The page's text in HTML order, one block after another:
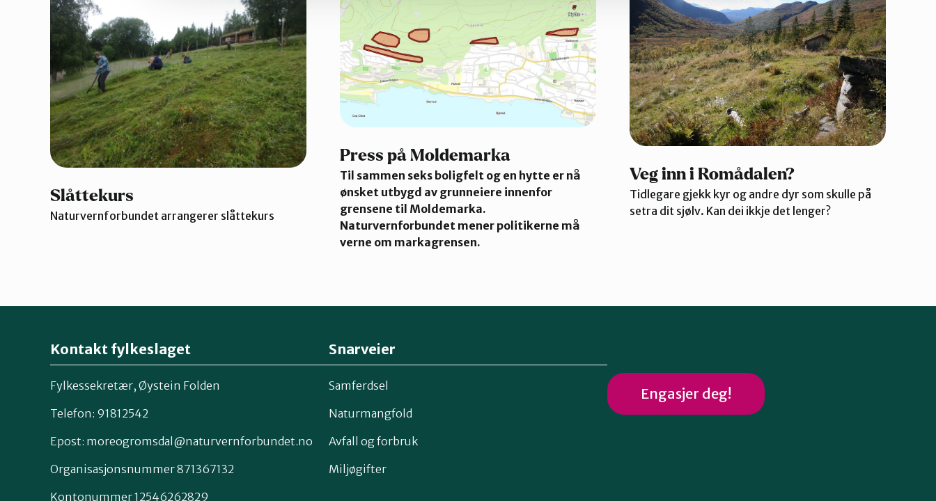
Slåttekurs
Naturvernforbundet arrangerer slåttekurs
Press på Moldemarka
Til sammen seks boligfelt og en hytte er nå
ønsket utbygd av grunneiere innenfor
grensene til Moldemarka.
Naturvernforbundet mener politikerne må
verne om markagrensen.
Veg inn i Romådalen?
Tidlegare gjekk kyr og andre dyr som skulle på
setra dit sjølv. Kan dei ikkje det lenger?
Kontakt fylkeslaget
Fylkessekretær, Øystein Folden
Telefon: 91812542
Epost: moreogromsdal@naturvernforbundet.no
Organisasjonsnummer 871367132
Kontonummer 12546262829
Snarveier
Samferdsel
Naturmangfold
Avfall og forbruk
Miljøgifter
Engasjer deg!